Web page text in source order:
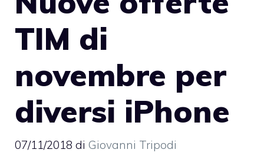
TIM di
novembre per
diversi iPhone
07/11/2018 di Giovanni Tripodi